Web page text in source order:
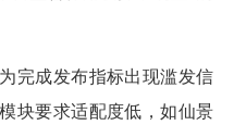
成发布指标出现滥发信
块要求适配度低，如仙景